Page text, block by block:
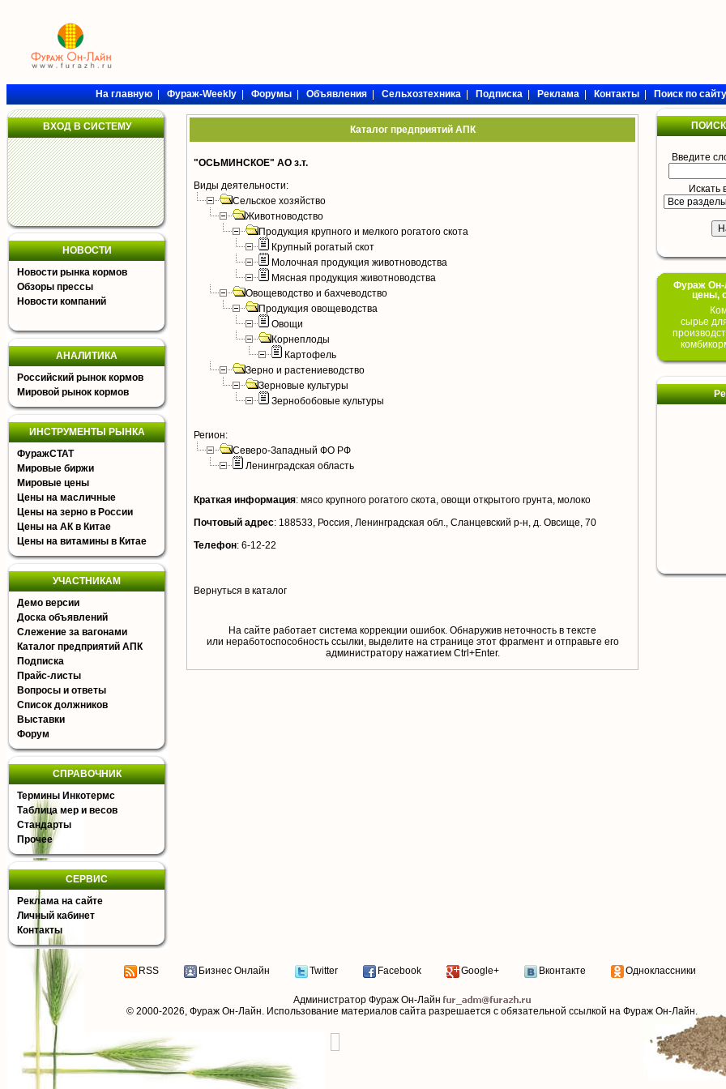
На главную|Фураж-Weekly|Форумы|Объявления|Сельхозтехника|Подписка|Реклама|Контакты|Поиск по сайту
ВХОД В СИСТЕМУ
НОВОСТИ
Новости рынка кормов
Обзоры прессы
Новости компаний
АНАЛИТИКА
Российский рынок кормов
Мировой рынок кормов
ИНСТРУМЕНТЫ РЫНКА
ФуражСТАТ
Мировые биржи
Мировые цены
Цены на масличные
Цены на зерно в России
Цены на АК в Китае
Цены на витамины в Китае
УЧАСТНИКАМ
Демо версии
Доска объявлений
Слежение за вагонами
Каталог предприятий АПК
Подписка
Прайс-листы
Вопросы и ответы
Список должников
Выставки
Форум
СПРАВОЧНИК
Термины Инкотермс
Таблица мер и весов
Стандарты
Прочее
СЕРВИС
Реклама на сайте
Личный кабинет
Контакты
Каталог предприятий АПК
"ОСЬМИНСКОЕ" АО з.т.
Виды деятельности:
Сельское хозяйство
Животноводство
Продукция крупного и мелкого рогатого скота
Крупный рогатый скот
Молочная продукция животноводства
Мясная продукция животноводства
Овощеводство и бахчеводство
Продукция овощеводства
Овощи
Корнеплоды
Картофель
Зерно и растениеводство
Зерновые культуры
Зернобобовые культуры
Регион:
Северо-Западный ФО РФ
Ленинградская область
Краткая информация: мясо крупного рогатого скота, овощи открытого грунта, молоко
Почтовый адрес: 188533, Россия, Ленинградская обл., Сланцевский р-н, д. Овсище, 70
Телефон: 6-12-22
Вернуться в каталог
На сайте работает система коррекции ошибок. Обнаружив неточность в тексте
или неработоспособность ссылки, выделите на странице этот фрагмент и отправьте его
aдминистратору нажатием Ctrl+Enter.
Введите
Искать
Фураж Он-
цены,
сырье
RSS Бизнес Онлайн Twitter Facebook Google+ Вконтакте Одноклассники
Администратор Фураж Он-Лайн
© 2000-2026, Фураж Он-Лайн. Использование материалов сайта разрешается с обязательной ссылкой на Фураж Он-Лайн.